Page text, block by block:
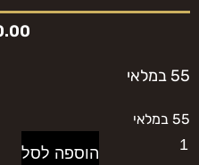
55 במלאי
55 במלאי
הוספה לסל